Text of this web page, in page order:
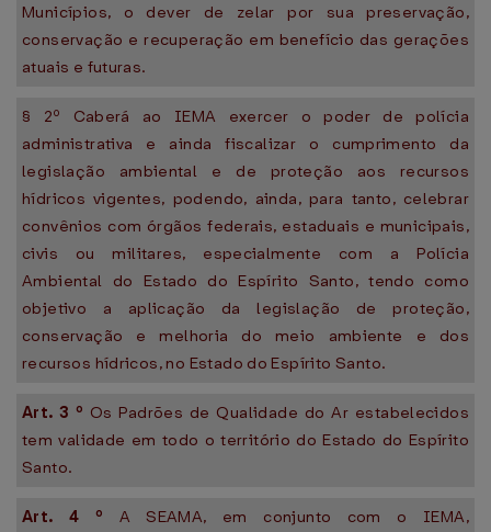
Municípios, o dever de zelar por sua preservação,
conservação e recuperação em benefício das gerações
atuais e futuras.
§ 2º Caberá ao IEMA exercer o poder de polícia
administrativa e ainda fiscalizar o cumprimento da
legislação ambiental e de proteção aos recursos
hídricos vigentes, podendo, ainda, para tanto, celebrar
convênios com órgãos federais, estaduais e municipais,
civis ou militares, especialmente com a Polícia
Ambiental do Estado do Espírito Santo, tendo como
objetivo a aplicação da legislação de proteção,
conservação e melhoria do meio ambiente e dos
recursos hídricos, no Estado do Espírito Santo.
Art. 3 º Os Padrões de Qualidade do Ar estabelecidos
tem validade em todo o território do Estado do Espírito
Santo.
Art. 4 º A SEAMA, em conjunto com o IEMA,